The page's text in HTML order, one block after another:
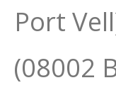
Port
(08002